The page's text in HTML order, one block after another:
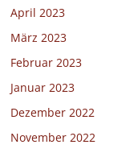
April 2023
März 2023
Februar 2023
Januar 2023
Dezember 2022
November 2022